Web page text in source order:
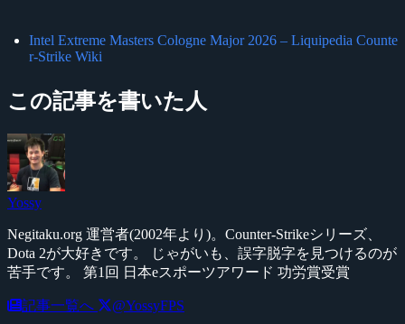
Intel Extreme Masters Cologne Major 2026 – Liquipedia Counte
r-Strike Wiki
この記事を書いた人
Yossy
Negitaku.org 運営者(2002年より)。Counter-Strikeシリーズ、
Dota 2が大好きです。 じゃがいも、誤字脱字を見つけるのが
苦手です。 第1回 日本eスポーツアワード 功労賞受賞
記事一覧へ @YossyFPS